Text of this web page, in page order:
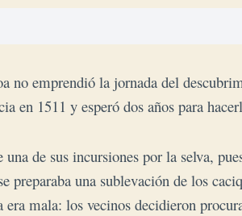
no emprendió la jornada del
en 1511 y esperó dos años para
de sus incursiones por la selva,
preparaba una sublevación de los
mala: los vecinos decidieron